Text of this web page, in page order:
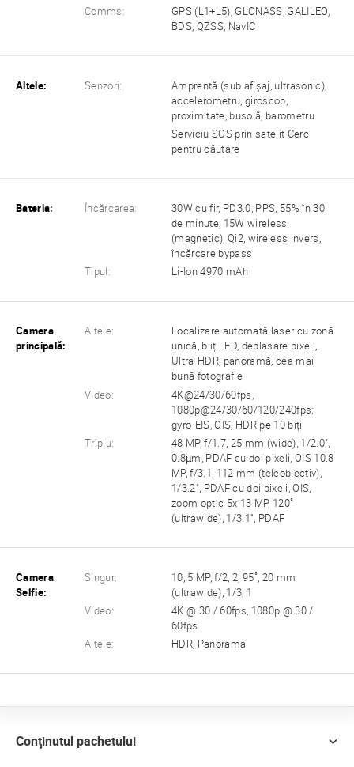
Comms:
GPS (L1+L5), GLONASS, GALILEO,
BDS, QZSS, NavIC
Altele: Senzori:
Amprentă (sub afișaj, ultrasonic),
accelerometru, giroscop,
proximitate, busolă, barometru
Serviciu SOS prin satelit Cerc
pentru căutare
Bateria: Încărcarea:
30W cu fir, PD3.0, PPS, 55% în 30
de minute, 15W wireless
(magnetic), Qi2, wireless invers,
încărcare bypass
Tipul:
Li-Ion 4970 mAh
Camera
principală:
Altele:
Focalizare automată laser cu zonă
unică, bliț LED, deplasare pixeli,
Ultra-HDR, panoramă, cea mai
bună fotografie
Video:
4K@24/30/60fps,
1080p@24/30/60/120/240fps;
gyro-EIS, OIS, HDR pe 10 biți
Triplu:
48 MP, f/1.7, 25 mm (wide), 1/2.0",
0.8µm, PDAF cu doi pixeli, OIS 10.8
MP, f/3.1, 112 mm (teleobiectiv),
1/3.2", PDAF cu doi pixeli, OIS,
zoom optic 5x 13 MP, 120˚
(ultrawide), 1/3.1", PDAF
Camera
Selfie:
Singur:
10, 5 MP, f/2, 2, 95˚, 20 mm
(ultrawide), 1/3, 1
Video:
4K @ 30 / 60fps, 1080p @ 30 /
60fps
Altele:
HDR, Panorama
Conţinutul pachetului